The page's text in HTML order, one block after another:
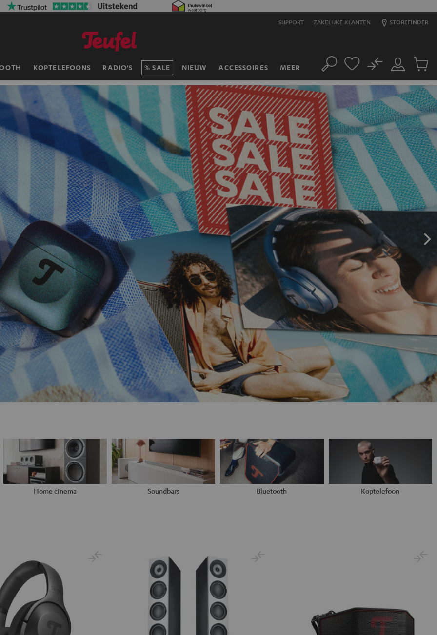
SUPPORT ZAKELIJKE KLANTEN STOREFINDER
KOPTELEFOONS RADIO'S SALE NIEUW ACCESSOIRES MEER Zoeken
Mijn
account
No
Home cinema Soundbars Bluetooth Koptelefoon